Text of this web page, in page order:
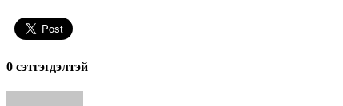
0 cэтгэгдэлтэй